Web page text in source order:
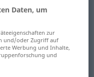
Daten, um
zur
und/oder Zugriff auf
Werbung und Inhalte,
und